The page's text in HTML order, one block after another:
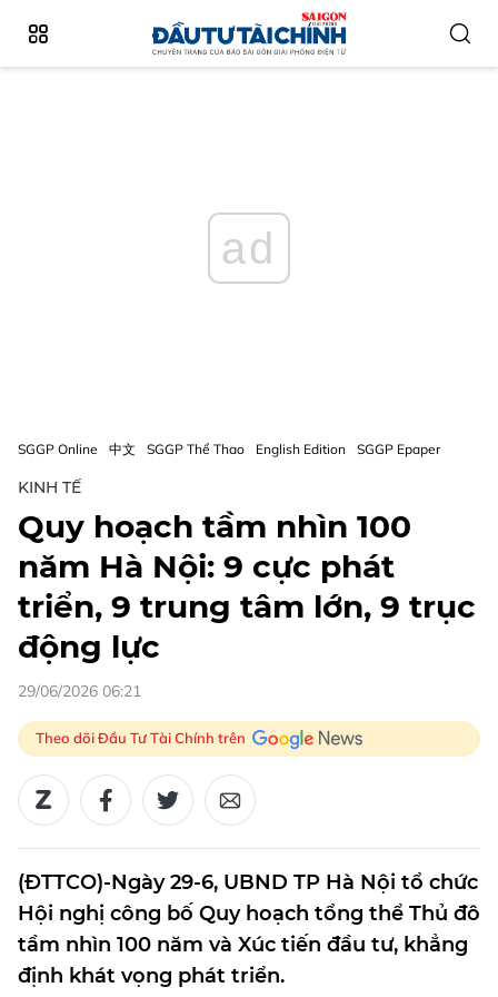
ad
SGGP Online 中文 SGGP Thể Thao English Edition SGGP Epaper
KINH TẾ
Quy hoạch tầm nhìn 100
năm Hà Nội: 9 cực phát
triển, 9 trung tâm lớn, 9 trục
động lực
29/06/2026 06:21
Theo dõi Đầu Tư Tài Chính trên
(ĐTTCO)-Ngày 29-6, UBND TP Hà Nội tổ chức
Hội nghị công bố Quy hoạch tổng thể Thủ đô
tầm nhìn 100 năm và Xúc tiến đầu tư, khẳng
định khát vọng phát triển.